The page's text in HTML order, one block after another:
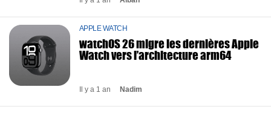
APPLE WATCH
watchOS 26 migre les dernières Apple
Watch vers l’architecture arm64
Il y a 1 an Nadim